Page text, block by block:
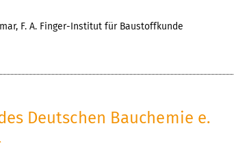
F. A. Finger-Institut für Baustoffkunde
Deutschen Bauchemie e.